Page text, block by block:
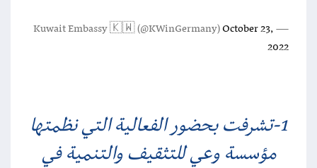
— Kuwait Embassy 🇰🇼 (@KWinGermany)
October 23,
2022
1-تشرفت بحضور الفعالية التي نظمتها
مؤسسة وعي للتثقيف والتنمية في